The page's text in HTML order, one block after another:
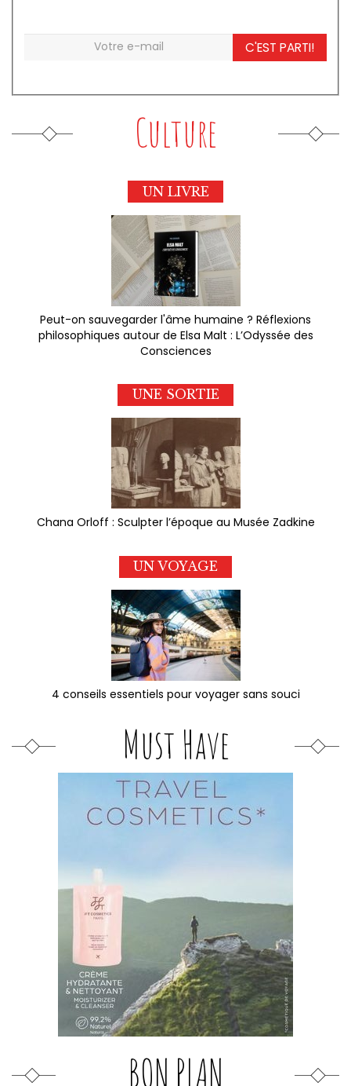
C'EST PARTI!
Culture
UN LIVRE
Peut-on sauvegarder l'âme humaine ? Réflexions
philosophiques autour de Elsa Malt : L’Odyssée des
Consciences
UNE SORTIE
Chana Orloff : Sculpter l’époque au Musée Zadkine
UN VOYAGE
4 conseils essentiels pour voyager sans souci
Must Have
BON PLAN